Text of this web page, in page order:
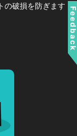
の破損を防ぎます